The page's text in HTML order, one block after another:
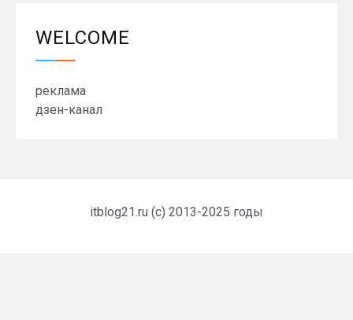
WELCOME
реклама
дзен-канал
itblog21.ru (c) 2013-2025 годы